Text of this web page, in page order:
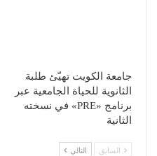
جامعة الكويت تهيّئ طلبة
الثانوية للحياة الجامعية عبر
برنامج «PRE» في نسخته
الثانية
السابق التالي